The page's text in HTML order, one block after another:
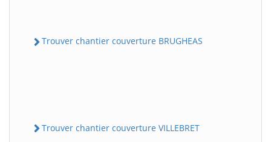
Trouver chantier couverture BRUGHEAS
Trouver chantier couverture VILLEBRET